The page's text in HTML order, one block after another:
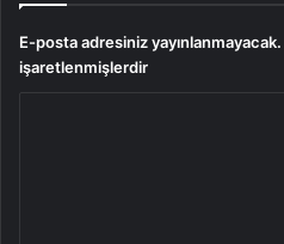
E-posta adresiniz yayınlanmayacak.
işaretlenmişlerdir